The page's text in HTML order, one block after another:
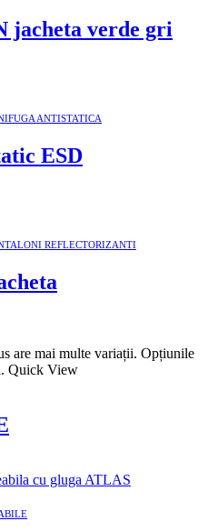
verde gri
ANTISTATICA
ESD
REFLECTORIZANTI
are mai multe variații. Opțiunile
Quick View